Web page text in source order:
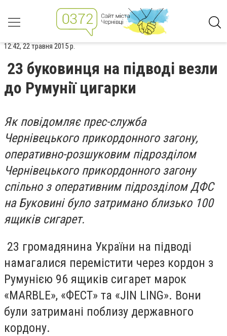
12:42, 22 травня 2015 р.
23 буковинця на підводі везли
до Румунії цигарки
Як повідомляє прес-служба
Чернівецького прикордонного загону,
оперативно-розшуковим підрозділом
Чернівецького прикордонного загону
спільно з оперативним підрозділом ДФС
на Буковині було затримано близько 100
ящиків сигарет.
23 громадянина України на підводі
намагалися перемістити через кордон з
Румунією 96 ящиків сигарет марок
«MARBLE», «ФЕСТ» та «JIN LING». Вони
були затримані поблизу державного
кордону.